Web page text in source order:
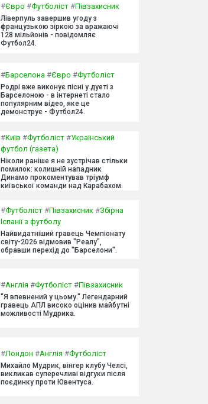
#Євро #Футболіст #Півзахисник
Ліверпуль завершив угоду з
французькою зіркою за вражаючі
128 мільйонів - повідомляє
Футбол24.
#Барселона #Євро #Футболіст
Родрі вже виконує пісні у дуеті з
Барселоною - в інтернеті стало
популярним відео, яке це
демонструє - Футбол24.
#Київ #Футболіст #Український
футбол (газета)
Ніколи раніше я не зустрічав стільки
помилок: колишній нападник
Динамо прокоментував тріумф
київської команди над Карабахом.
#Футболіст #Півзахисник #Збірна
Іспанії з футболу
Найвидатніший гравець Чемпіонату
світу-2026 відмовив "Реалу",
обравши перехід до "Барселони".
#Англія #Футболіст #Півзахисник
"Я впевнений у цьому." Легендарний
гравець АПЛ високо оцінив майбутні
можливості Мудрика.
#Лондон #Англія #Футболіст
Михайло Мудрик, вінгер клубу Челсі,
викликав суперечливі відгуки після
поєдинку проти Ювентуса.